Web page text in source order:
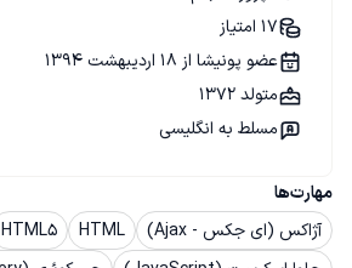
مهارت‌ها
آژاکس (ای جکس - Ajax)
HTML
HTML5
17 امتیاز
عضو پونیشا از 18 اردیبهشت 1394
متولد 1372
مسلط به انگلیسی